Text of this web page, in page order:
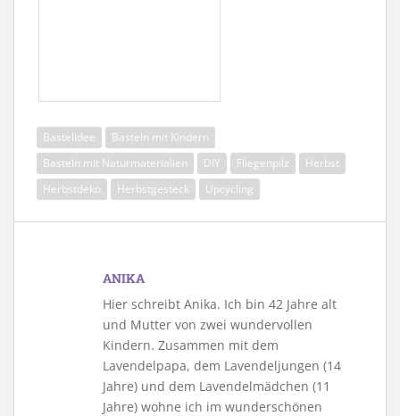
Bastelidee
Basteln mit Kindern
Basteln mit Naturmaterialien
DIY Fliegenpilz
Herbst
Herbstdeko
Herbstgesteck Upcycling
ANIKA
Hier schreibt Anika. Ich bin 42 Jahre alt
und Mutter von zwei wundervollen
Kindern. Zusammen mit dem
Lavendelpapa, dem Lavendeljungen (14
Jahre) und dem Lavendelmädchen (11
Jahre) wohne ich im wunderschönen